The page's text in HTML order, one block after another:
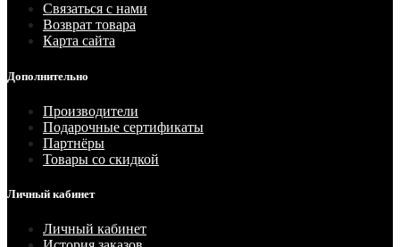
Связаться с нами
Возврат товара
Карта сайта
Дополнительно
Производители
Подарочные сертификаты
Партнёры
Товары со скидкой
Личный кабинет
Личный кабинет